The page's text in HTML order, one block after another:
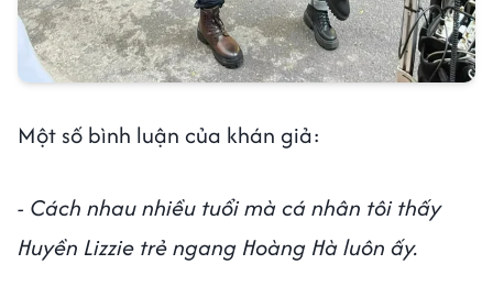
Một số bình luận của khán giả:
- Cách nhau nhiều tuổi mà cá nhân tôi thấy
Huyền Lizzie trẻ ngang Hoàng Hà luôn ấy.